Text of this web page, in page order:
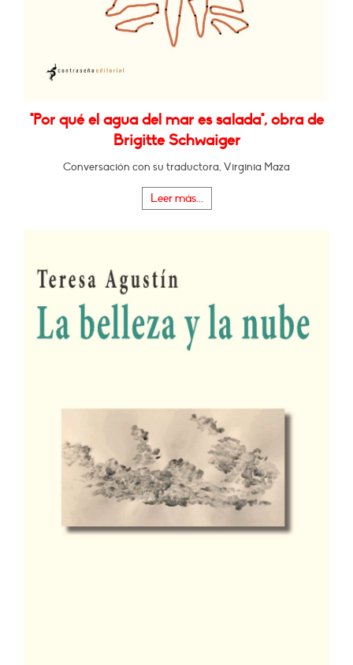
"Por qué el agua del mar es salada", obra de
Brigitte Schwaiger
Conversación con su traductora, Virginia Maza
Leer más...